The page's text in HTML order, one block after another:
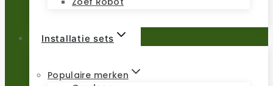
Installatie sets
Populaire merken